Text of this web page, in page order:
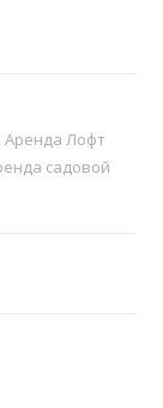
Аренда Лофт
садовой